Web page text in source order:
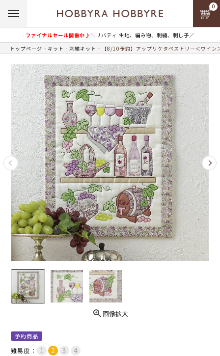
ファイナルセール開催中♪＼リバティ 生地、編み物、刺繍、刺し子／
0
トップページ キット 刺繍キット 【8/10予約】アップリケタペストリー＜ワイン
画像拡大
予約商品
難易度：